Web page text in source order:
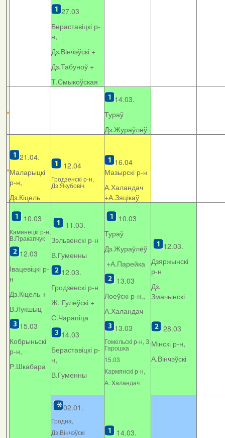
27.03
Бераставіцкі р-
н,
Дз.Вінчэўскі +
Дз.Табуноў +
Т.Смыкоўская
14.03.
Тураў
Дз.Жураўлёў
21.04.
Маларыцкі
р-н,
Дз.Кіцель
12.04
Гродзенскі р-н,
Дз.Якубовіч
16.04
Мазырскі р-н
А.Халандач
+А.Зяцікаў
10.03
Камянецкі р-н,
В.Пракапчук
12.03
Івацевіцкі р-
н
Дз.Кіцель +
В.Лукшыц
15.03
Кобрыньскі
р-н,
Р.Шкабара
11.03.
Зэльвенскі р-н
В.Гуменны
12.03.
Гродзенскі р-н
Ж. Гулеўскі +
С.Чарапіца
14.03
Бераставіцкі р-
н,
В.Гуменны
10.03
Тураў
Дз.Жураўлёў
+А.Парейка
13.03
Лоеўскі р-н.,
А.Халандач
13.03
Гомельскі р-н, З.
Гарошка
15.03
Кармянскі р-н,
А. Xаландач
12.03.
Дзяржынскі
р-н
Дз.
Змачынскі
28.03
Мінскі р-н,
А.Вінчэўскі
02.01.
Гродна,
Дз.Вінчэўскі
14.03.